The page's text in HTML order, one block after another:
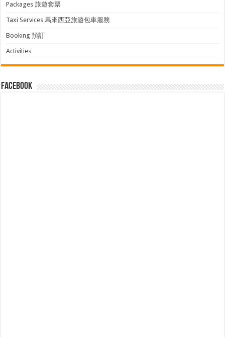
Packages 旅遊套票
Taxi Services 馬來西亞旅遊包車服務
Booking 預訂
Activities
facebook